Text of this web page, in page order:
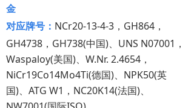
金
对应牌号： NCr20-13-4-3，GH864，
GH4738，GH738(中国)、UNS N07001，
Waspaloy(美国)、 W.Nr. 2.4654，
NiCr19Co14Mo4Ti(德国)、NPK50(英
国)、ATG W1，NC20K14(法国)、